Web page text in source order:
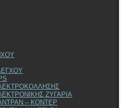
ΖΥΓΑΡΙΑ
– ΚΟΝΤΕΡ